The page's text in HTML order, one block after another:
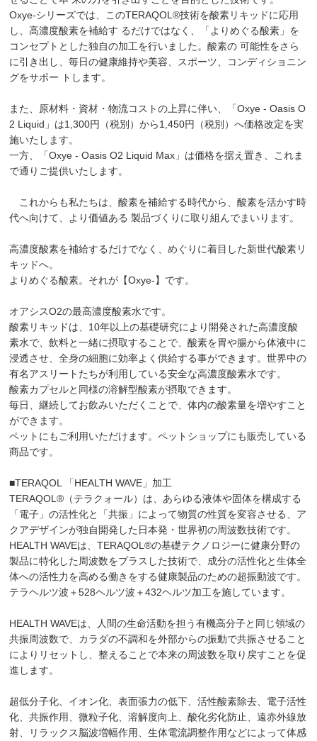
Oxye-シリーズでは、このTERAQOL®技術を酸素リキッドに応用
し、高濃度酸素を補給す るだけではなく、「よりめぐる酸素」を
コンセプトとした独自の加工を行いました。酸素の 可能性をさら
に引き出し、毎日の健康維持や美容、スポーツ、コンディショニン
グをサポー トします。
また、原材料・資材・物流コストの上昇に伴い、「Oxye - Oasis O
2 Liquid」は1,300円（税別）から1,450円（税別）へ価格改定を実
施いたします。
一方、「Oxye - Oasis O2 Liquid Max」は価格を据え置き、これま
で通りご提供いたします。
これからも私たちは、酸素を補給する時代から、酸素を活かす時
代へ向けて、より価値ある 製品づくりに取り組んでまいります。
高濃度酸素を補給するだけでなく、めぐりに着目した新世代酸素リ
キッドへ。
よりめぐる酸素。それが【Oxye-】です。
オアシスO2の最高濃度酸素水です。
酸素リキッドは、10年以上の基礎研究により開発された高濃度酸
素水で、飲料と一緒に摂取することで、酸素を胃や腸から体液中に
浸透させ、全身の細胞に効率よく供給する事ができます。世界中の
有名アスリートたちが利用している安全な高濃度酸素水です。
酸素カプセルと同様の溶解型酸素が摂取できます。
毎日、継続してお飲みいただくことで、体内の酸素量を増やすこと
ができます。
ペットにもご利用いただけます。ペットショップにも販売している
商品です。
■TERAQOL 「HEALTH WAVE」加工
TERAQOL®（テラクォール）は、あらゆる液体や固体を構成する
「電子」の活性化と「共振」によって物質の性質を変容させる、ア
クアデザインが独自開発した日本発・世界初の周波数技術です。
HEALTH WAVEは、TERAQOL®の基礎テクノロジーに健康分野の
製品に特化した周波数をプラスした技術で、成分の活性化と生体全
体への活性力を高める働きをする健康製品のための超振動波です。
テラヘルツ波＋528ヘルツ波＋432ヘルツ加工を施しています。
HEALTH WAVEは、人間の生命活動を担う有機高分子と同じ領域の
共振周波数で、カラダの不調和を外部からの振動で共振させること
によりリセットし、整えることで本来の周波数を取り戻すことを促
進します。
超低分子化、イオン化、表面張力の低下、活性酸素除去、電子活性
化、共振作用、微粒子化、溶解度向上、酸化劣化防止、遠赤外線放
射、リラックス脳波増幅作用、生体電流調整作用などによって体感